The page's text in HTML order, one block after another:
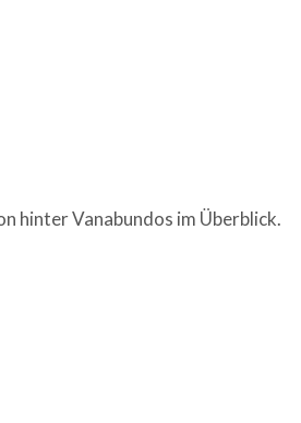
hinter Vanabundos im Überblick.